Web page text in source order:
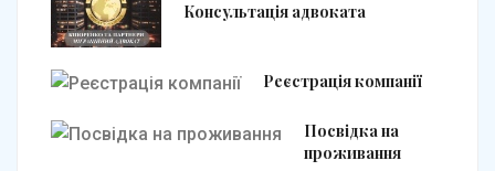
Консультація адвоката
Реєстрація компанії
Посвідка на
проживання